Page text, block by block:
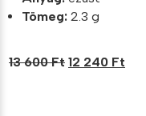
Tömeg: 2.3 g
13 600Ft Original
12 240 Ft